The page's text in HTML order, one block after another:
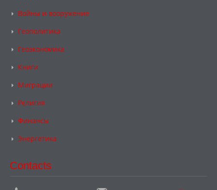
Войны и вооружение
Геополитика
Геоэкономика
Книги
Миграции
Религия
Финансы
Энергетика
Contacts